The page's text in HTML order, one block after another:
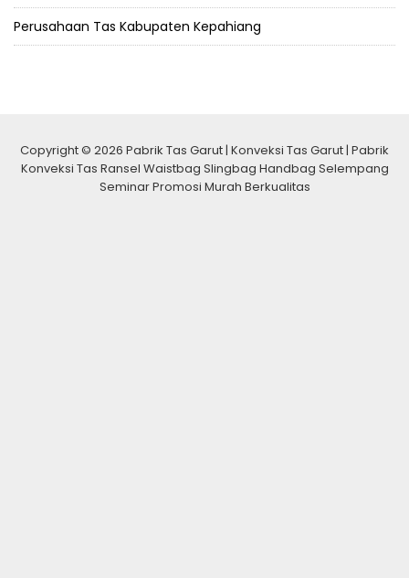
Perusahaan Tas Kabupaten Kepahiang
Copyright © 2026 Pabrik Tas Garut | Konveksi Tas Garut | Pabrik
Konveksi Tas Ransel Waistbag Slingbag Handbag Selempang
Seminar Promosi Murah Berkualitas